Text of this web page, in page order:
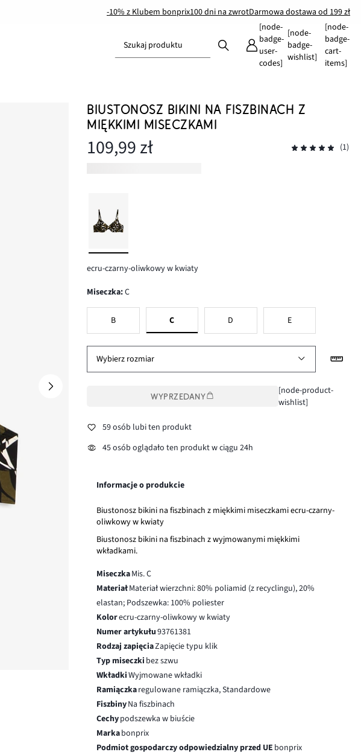
-10% z Klubem bonprix100 dni na zwrotDarmowa dostawa od 199 zł
Szukaj produktu
[node-
badge-
user-
codes]
[node-
badge-
wishlist]
[node-
badge-
cart-
items]
BIUSTONOSZ BIKINI NA FISZBINACH Z
MIĘKKIMI MISECZKAMI
109,99 zł (1)
ecru-czarny-oliwkowy w kwiaty
Miseczka:C
B C D E
Wybierz rozmiar
WYPRZEDANY
[node-product-
wishlist]
59 osób lubi ten produkt
45 osób oglądało ten produkt w ciągu 24h
Informacje o produkcie
Biustonosz bikini na fiszbinach z miękkimi miseczkami ecru-czarny-
oliwkowy w kwiaty
Biustonosz bikini na fiszbinach z wyjmowanymi miękkimi
wkładkami.
MiseczkaMis. C
MateriałMateriał wierzchni: 80% poliamid (z recyclingu), 20%
elastan; Podszewka: 100% poliester
Kolorecru-czarny-oliwkowy w kwiaty
Numer artykułu93761381
Rodzaj zapięciaZapięcie typu klik
Typ miseczki bez szwu
WkładkiWyjmowane wkładki
Ramiączkaregulowane ramiączka, Standardowe
FiszbinyNa fiszbinach
Cechypodszewka w biuście
Markabonprix
Podmiot gospodarczy odpowiedzialny przed UE bonprix